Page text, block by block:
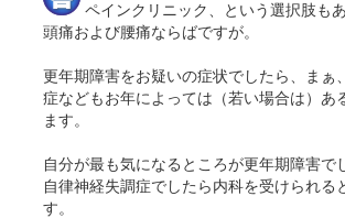
ペインクリニック、という選択肢もあ
頭痛および腰痛ならばですが。
更年期障害をお疑いの症状でしたら、まぁ
症などもお年によっては（若い場合は）あ
ます。
自分が最も気になるところが更年期障害で
自律神経失調症でしたら内科を受けられる
す。